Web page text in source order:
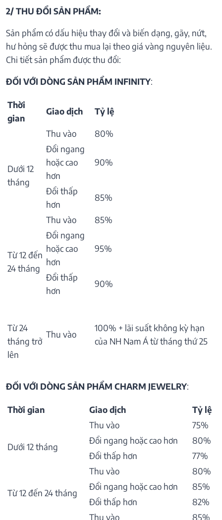
2/ THU ĐỔI SẢN PHẨM:
Sản phẩm có dấu hiệu thay đổi và biến dạng, gãy, nứt,
hư hỏng sẽ được thu mua lại theo giá vàng nguyên liệu.
Chi tiết sản phẩm được thu đổi:
ĐỐI VỚI DÒNG SẢN PHẨM INFINITY:
Thời
gian
Giao dịch Tỷ lệ
Dưới 12
tháng
Thu vào
80%
Đổi ngang
hoặc cao
hơn
90%
Đổi thấp
hơn
85%
Từ 12 đến
24 tháng
Thu vào
85%
Đổi ngang
hoặc cao
hơn
95%
Đổi thấp
hơn
90%
Từ 24
tháng trở
lên
Thu vào
100% + lãi suất không kỳ hạn
của NH Nam Á từ tháng thứ 25
ĐỐI VỚI DÒNG SẢN PHẨM CHARM JEWELRY:
Thời gian Giao dịch Tỷ lệ
Dưới 12 tháng
Thu vào
75%
Đổi ngang hoặc cao hơn
80%
Đổi thấp hơn
77%
Từ 12 đến 24 tháng
Thu vào
80%
Đổi ngang hoặc cao hơn
85%
Đổi thấp hơn
82%
Thu vào
85%